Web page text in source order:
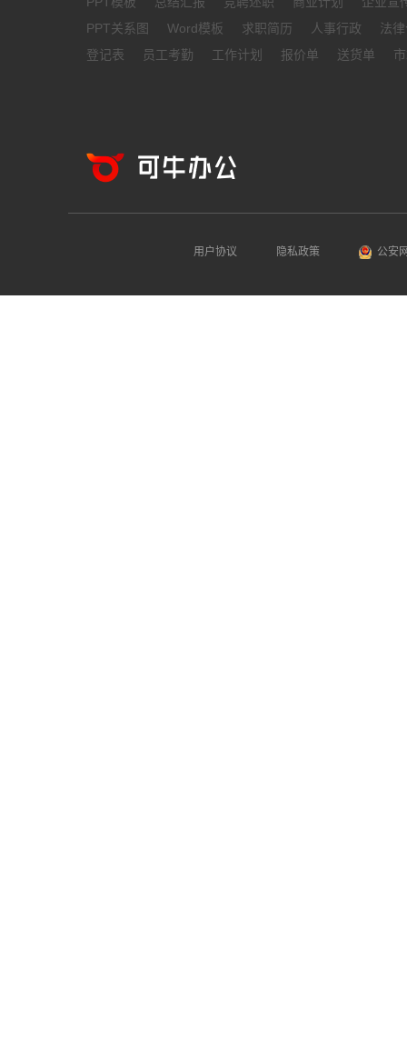
PPT关系图
Word模板 求职简历 人事行政
法
登记表
员工考勤 工作计划 报价单 送货单
用户协议 隐私政策 公安